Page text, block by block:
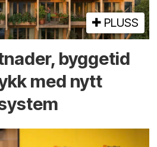
PLUSS
byggetid
med nytt